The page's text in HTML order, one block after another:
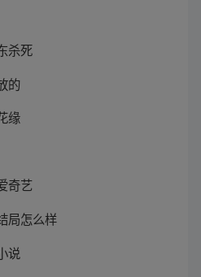
杀死
的
缘
奇艺
局怎么样
说